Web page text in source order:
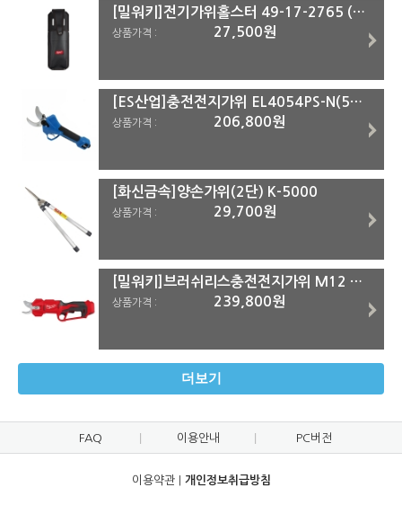
[밀워키]전기가위홀스터 49-17-2765 (M12 BLPRS-0용)
상품가격 : 27,500원
[ES산업]충전전지가위 EL4054PS-N(54V)#본체
상품가격 : 206,800원
[화신금속]양손가위(2단) K-5000
상품가격 : 29,700원
[밀워키]브러쉬리스충전전지가위 M12 BLPRS-0(12V)#본체
상품가격 : 239,800원
더보기
FAQ 이용안내 PC버전
이용약관| 개인정보취급방침